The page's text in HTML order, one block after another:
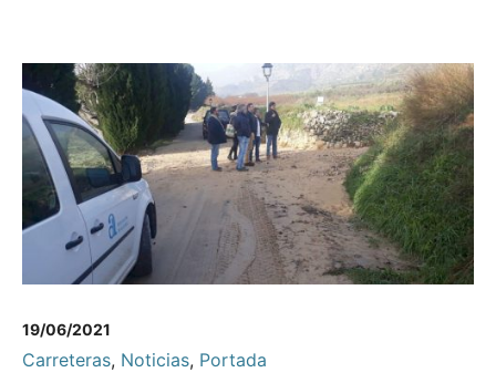
19/06/2021
Carreteras, Noticias, Portada